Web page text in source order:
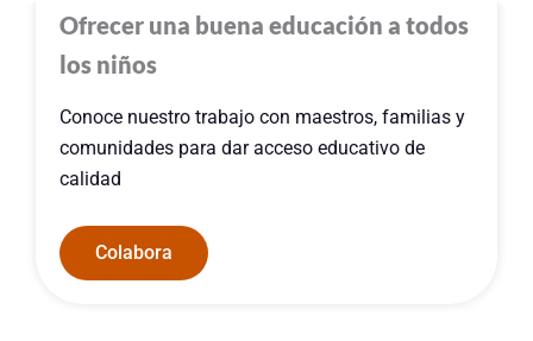
Ofrecer una buena educación a todos
los niños
Conoce nuestro trabajo con maestros, familias y
comunidades para dar acceso educativo de
calidad
Colabora